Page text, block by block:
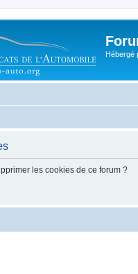
Hébergé
les cookies de ce forum ?